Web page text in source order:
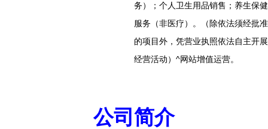
务）；个人卫生用品销售；养生保健
服务（非医疗）。（除依法须经批准
的项目外，凭营业执照依法自主开展
经营活动）^网站增值运营。
公司简介